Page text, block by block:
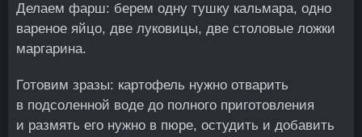
Делаем фарш: берем одну тушку кальмара, одно
вареное яйцо, две луковицы, две столовые ложки
маргарина.
Готовим зразы: картофель нужно отварить
в подсоленной воде до полного приготовления
и размять его нужно в пюре, остудить и добавить